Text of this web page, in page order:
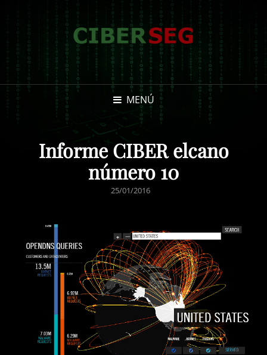
MENÚ
Informe CIBER elcano
número 10
PUBLICADO
25/01/2016